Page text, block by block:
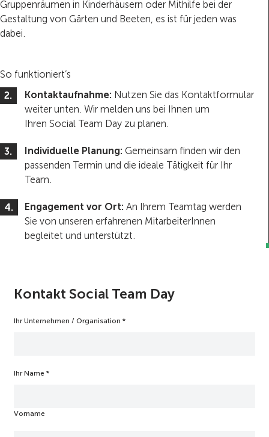
Gruppenräumen in Kinderhäusern oder Mithilfe bei der
Gestaltung von Gärten und Beeten, es ist für jeden was
dabei.
So funktioniert’s
Kontaktaufnahme: Nutzen Sie das Kontaktformular
weiter unten. Wir melden uns bei Ihnen um
Ihren Social Team Day zu planen.
Individuelle Planung: Gemeinsam finden wir den
passenden Termin und die ideale Tätigkeit für Ihr
Team.
Engagement vor Ort: An Ihrem Teamtag werden
Sie von unseren erfahrenen MitarbeiterInnen
begleitet und unterstützt.
Kontakt Social Team Day
Ihr Unternehmen / Organisation *
Ihr Name *
Vorname